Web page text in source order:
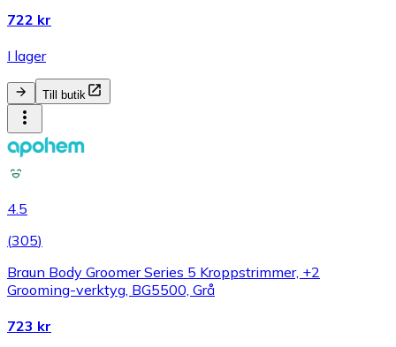
722 kr
I lager
Till butik
4.5
(305)
Braun Body Groomer Series 5 Kroppstrimmer, +2
Grooming-verktyg, BG5500, Grå
723 kr